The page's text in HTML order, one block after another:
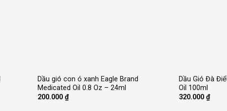
Dầu gió con ó xanh Eagle Brand
Medicated Oil 0.8 Oz – 24ml
200.000₫
Dầu Gió Đà
Oil 100ml
320.000 ₫